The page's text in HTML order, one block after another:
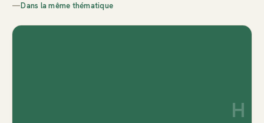
—Dans la même thématique
H